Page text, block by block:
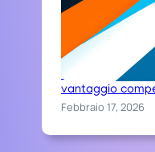
Chi sceglie
vantaggio
Febbraio 17, 2026